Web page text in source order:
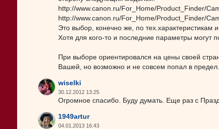
http://www.canon.ru/For_Home/Product_Finder/
http://www.canon.ru/For_Home/Product_Finder/
Это выбор, конечно же, по
Хотя для кого-то и последние параметры могут
При выборе ориентировался на цены своей
Вашей, но возможно и не совсем попал в
wiselki
30.12.2012 13:25
Огромное спасибо. Буду думать. Еще раз с
1949artur
04.01.2013 16:43